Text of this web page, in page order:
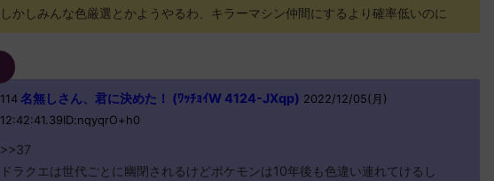
しかしみんな色厳選とかようやるわ、キラーマシン仲間にするより確率低いのに
114名無しさん、君に決めた！ (ﾜｯﾁｮｲW 4124-JXqp) 2022/12/05(月)
12:42:41.39ID:nqyqrO+h0
>>37
ドラクエは世代ごとに幽閉されるけどポケモンは10年後も色違い連れてけるし